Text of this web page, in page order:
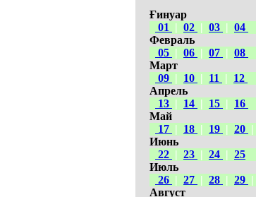
Ғинуар
01
| 02 | 03 | 04
Февраль
05 | 06 | 07 | 08
Март
09 | 10 | 11 |
12
Апрель
13 | 14 | 15 |
16
Май
17 | 18 | 19 | 20 |
Июнь
22 | 23 | 24 | 25
Июль
26 | 27 | 28 | 29 |
Август